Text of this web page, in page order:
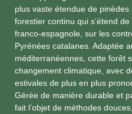
plus vaste étendue de
forestier continu qui s’étend
franco-espagnole, sur les
Pyrénées catalanes. Adaptée
méditerranéennes, cette forêt
changement climatique, avec
estivales de plus en plus
Gérée de manière durable et
fait l’objet de méthodes